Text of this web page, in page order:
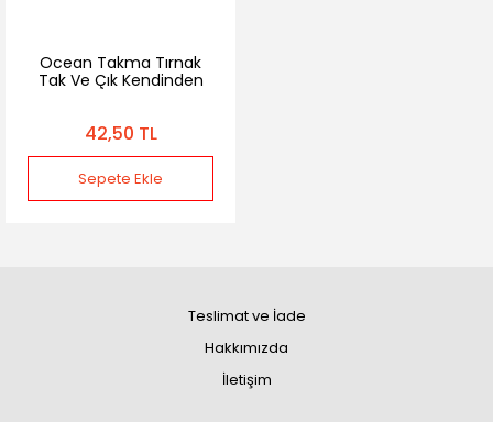
Ocean Takma Tırnak
Tak Ve Çık Kendinden
42,50 TL
Sepete Ekle
Teslimat ve İade
Hakkımızda
İletişim